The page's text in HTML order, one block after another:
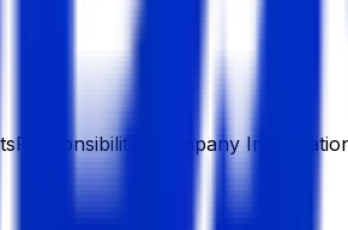
Responsibilities Company